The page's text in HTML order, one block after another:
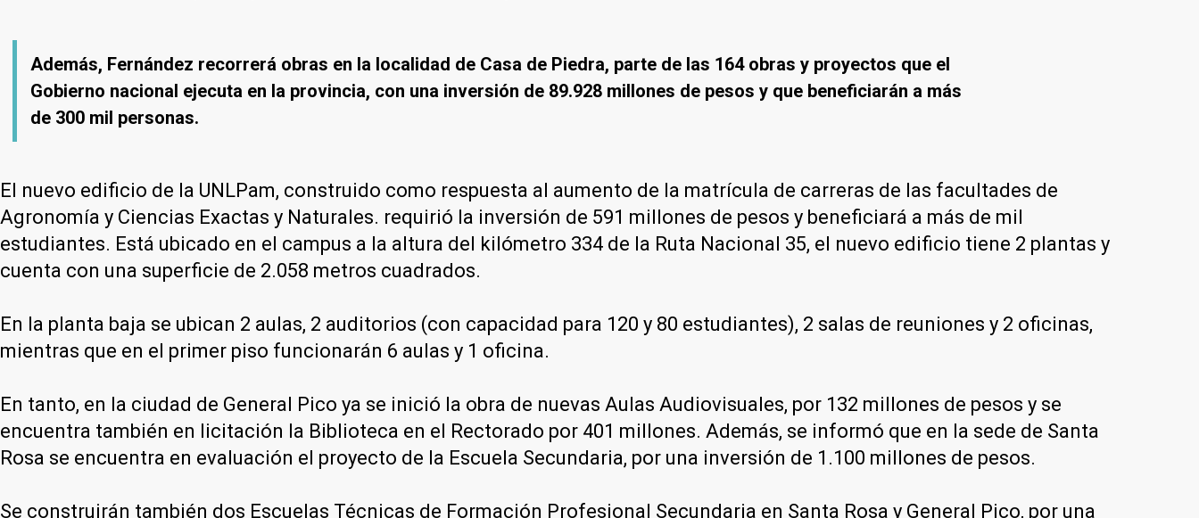
Además, Fernández recorrerá obras en la localidad de Casa de Piedra, parte de las 164 obras y proyectos que el
Gobierno nacional ejecuta en la provincia, con una inversión de 89.928 millones de pesos y que beneficiarán a más
de 300 mil personas.
El nuevo edificio de la UNLPam, construido como respuesta al aumento de la matrícula de carreras de las facultades de
Agronomía y Ciencias Exactas y Naturales. requirió la inversión de 591 millones de pesos y beneficiará a más de mil
estudiantes. Está ubicado en el campus a la altura del kilómetro 334 de la Ruta Nacional 35, el nuevo edificio tiene 2 plantas y
cuenta con una superficie de 2.058 metros cuadrados.
En la planta baja se ubican 2 aulas, 2 auditorios (con capacidad para 120 y 80 estudiantes), 2 salas de reuniones y 2 oficinas,
mientras que en el primer piso funcionarán 6 aulas y 1 oficina.
En tanto, en la ciudad de General Pico ya se inició la obra de nuevas Aulas Audiovisuales, por 132 millones de pesos y se
encuentra también en licitación la Biblioteca en el Rectorado por 401 millones. Además, se informó que en la sede de Santa
Rosa se encuentra en evaluación el proyecto de la Escuela Secundaria, por una inversión de 1.100 millones de pesos.
Se construirán también dos Escuelas Técnicas de Formación Profesional Secundaria en Santa Rosa y General Pico, por una